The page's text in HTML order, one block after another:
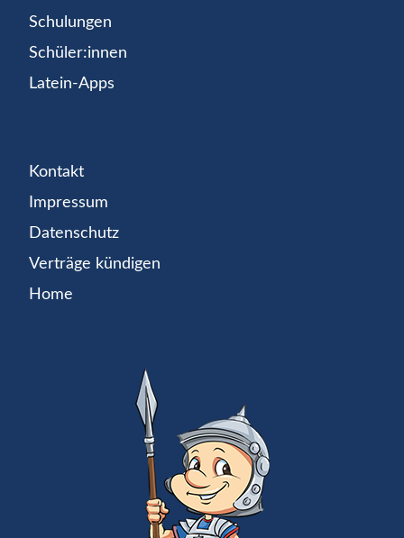
Schulungen
Schüler:innen
Latein-Apps
Kontakt
Impressum
Datenschutz
Verträge kündigen
Home